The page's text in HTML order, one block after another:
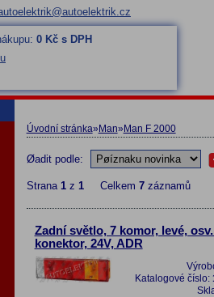
0 Kč s DPH
Úvodní stránka» Man» Man F 2000
Øadit podle:
Strana 1z 1Celkem 7záznamů
Zadní světlo, 7 komor, levé,
konektor, 24V, ADR
Katalogové číslo: